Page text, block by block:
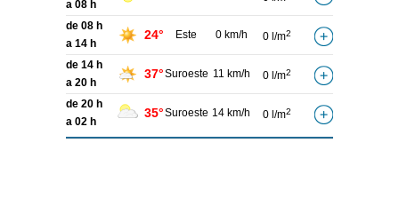
a 08 h
de 08 h
a 14 h
24° Este 0 km/h 0 l/m2
de 14 h
a 20 h
37°Suroeste 11 km/h 0 l/m2
de 20 h
a 02 h
35°Suroeste 14 km/h 0 l/m2